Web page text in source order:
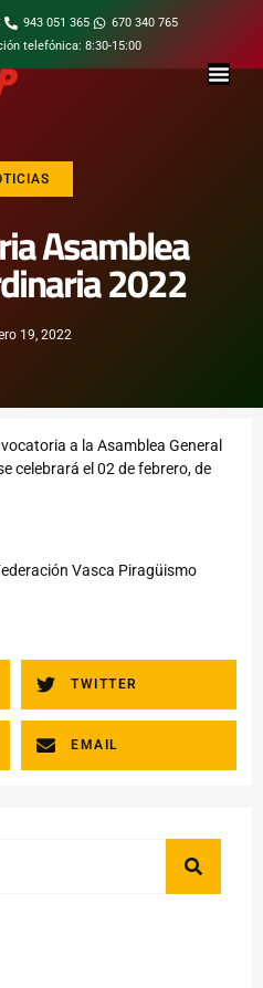
943 051 365
670 340 765
telefónica: 8:30-15:00
Asamblea
2022
19, 2022
a la Asamblea General
celebrará el 02 de febrero, de
Vasca Piragüismo
TWITTER
EMAIL